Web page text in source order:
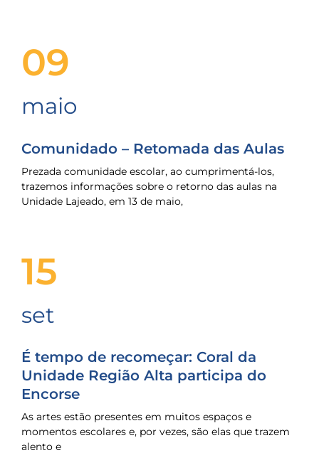
09
maio
Comunidado – Retomada das Aulas
Prezada comunidade escolar, ao cumprimentá-los,
trazemos informações sobre o retorno das aulas na
Unidade Lajeado, em 13 de maio,
15
set
É tempo de recomeçar: Coral da
Unidade Região Alta participa do
Encorse
As artes estão presentes em muitos espaços e
momentos escolares e, por vezes, são elas que trazem
alento e